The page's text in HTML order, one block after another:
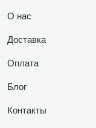
О нас
Доставка
Оплата
Блог
Контакты